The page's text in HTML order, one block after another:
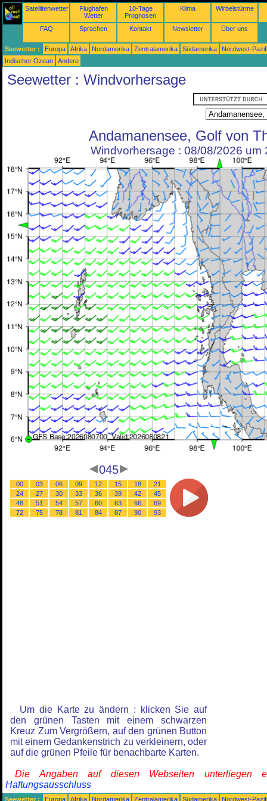
Satellitenwetter
Flughafen
Wetter
10-Tage
Prognosen
Klima Wirbelstürme
FAQ Sprachen Kontakt Newsletter Über uns
Seewetter : Europa Afrika Nordamerika Zentralamerika Südamerika
Nordwest-
Indischer Ozean
Andere
Seewetter : Windvorhersage
Andamanensee, Golf von
Windvorhersage : 08/08/2026 um
045
00 03 06 09 12 15 18
21
24
27 30 33 36 39 42
45
48
51 54 57 60 63 66
69
72
75 78 81 84 87 90 93
Um die Karte zu ändern : klicken Sie auf
den grünen Tasten mit einem schwarzen
Kreuz Zum Vergrößern, auf den grünen Button
mit einem Gedankenstrich zu verkleinern, oder
auf die grünen Pfeile für benachbarte Karten.
Die Angaben auf diesen Webseiten unterliegen
Haftungsausschluss
Seewetter : Europa Afrika Nordamerika Zentralamerika Südamerika
Nordwest-